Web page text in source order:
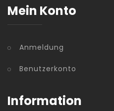
Mein Konto
Anmeldung
Benutzerkonto
Information